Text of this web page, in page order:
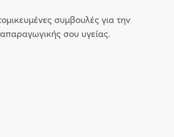
συμβουλές για την
σου υγείας.